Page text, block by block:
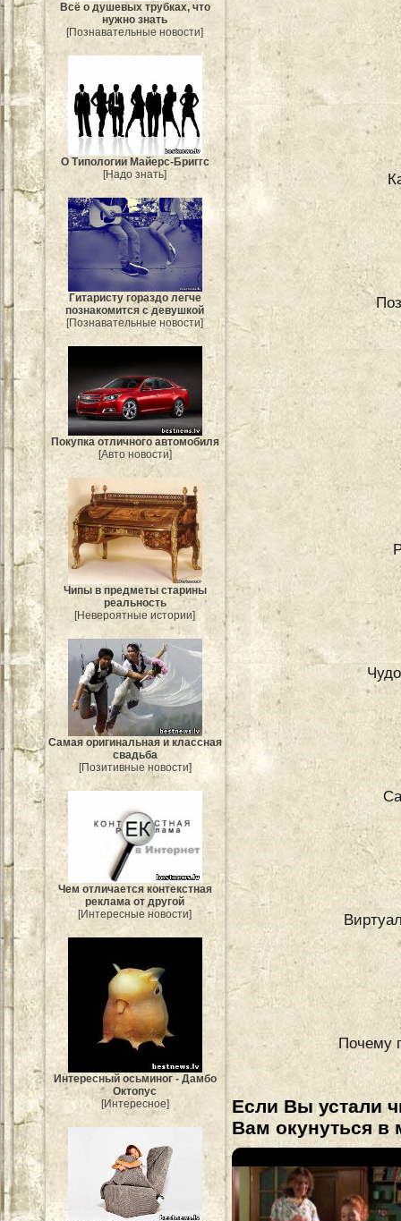
Всё о душевых трубках, что
нужно знать
[Познавательные новости]
О Типологии Майерс-Бриггс
[Надо знать]
Гитаристу гораздо легче
познакомится с девушкой
[Познавательные новости]
Покупка отличного автомобиля
[Авто новости]
Чипы в предметы старины
реальность
[Невероятные истории]
Самая оригинальная и классная
свадьба
[Позитивные новости]
Чем отличается контекстная
реклама от другой
[Интересные новости]
Интересный осьминог - Дамбо
Октопус
[Интересное]
Почему
Если Вы устали
Вам окунуться в